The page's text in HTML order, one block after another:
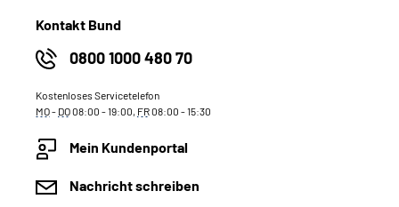
Kontakt Bund
0800 1000 480 70
Kostenloses Servicetelefon
MO- DO08:00 - 19:00, FR08:00 - 15:30
Mein Kundenportal
Nachricht schreiben